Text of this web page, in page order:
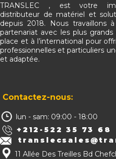
Contactez-nous:
lun - sam: 09:00 - 18:00
+212-522 35 73 68
11 Allée Des Treilles Bd
TRANSLEC , est votre
distributeur de matériel et
depuis 2018. Nous travaillons
partenariat avec les plus
place et à l’international pour
professionnelles et particuliers
et adaptée.